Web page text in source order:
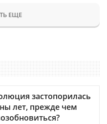
ЕЩЕ
застопорилась
лет, прежде чем